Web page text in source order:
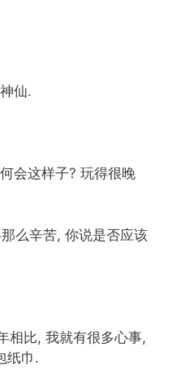
仙.
会这样子? 玩得很晚
么辛苦, 你说是否应该
相比, 我就有很多心事,
纸巾.